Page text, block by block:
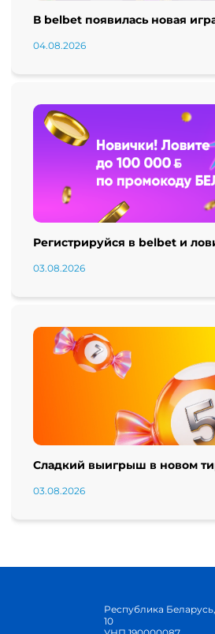
В belbet появилась новая
04.08.2026
Регистрируйся в belbet и
03.08.2026
Сладкий выигрыш в новом
03.08.2026
Республика
10